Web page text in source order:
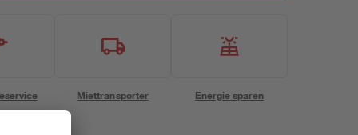
Miettransporter Energie sparen